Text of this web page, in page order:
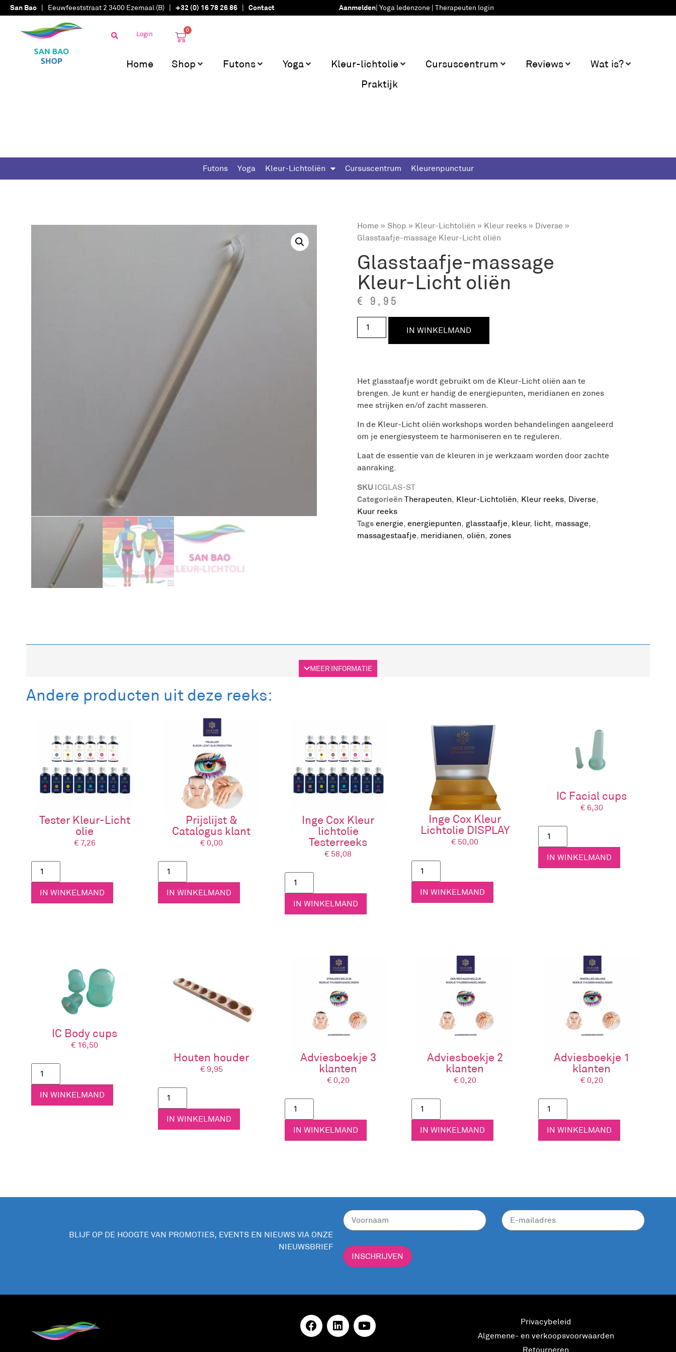
San Bao | Eeuwfeeststraat 2 3400 Ezemaal (B) | +32 (0) 16 78 26 86 | Contact Aanmelden| Yoga ledenzone | Therapeuten login
Login 0
Home Shop Futons Yoga Kleur-lichtolie Cursuscentrum Reviews
Wat is?
Praktijk
Futons Yoga Kleur-Lichtoliën Cursuscentrum Kleurenpunctuur
Home » Shop » Kleur-Lichtoliën » Kleur reeks» Diverse »
Glasstaafje-massage Kleur-Licht oliën
Glasstaafje-massage
Kleur-Licht oliën
€ 9,95
IN WINKELMAND
Het glasstaafje wordt gebruikt om de Kleur-Licht oliën aan te
brengen. Je kunt er handig de energiepunten, meridianen en zones
mee strijken en/of zacht masseren.
In de Kleur-Licht oliën workshops worden behandelingen aangeleerd
om je energiesysteem te harmoniseren en te reguleren.
Laat de essentie van de kleuren in je werkzaam worden door zachte
aanraking.
SKU ICGLAS-ST
Categorieën Therapeuten, Kleur-Lichtoliën, Kleur reeks, Diverse,
Kuur reeks
Tags energie, energiepunten, glasstaafje, kleur, licht, massage,
massagestaafje, meridianen, oliën, zones
Beschrijving
Het glasstaafje wordt gebruikt om de Kleur-Licht oliën aan te brengen. Je kunt er handig de energiepunten, meridianen en zones mee strijken en/of zacht
In de Kleur-Licht oliën workshops worden behandelingen aangeleerd om je energiesysteem te harmoniseren en te reguleren.
MEER INFORMATIE
Andere producten uit deze reeks:
Tester Kleur-Licht
olie
€7,26
IN WINKELMAND
Prijslijst &
Catalogus klant
€0,00
IN WINKELMAND
Inge Cox Kleur
lichtolie
Testerreeks
€ 58,08
IN WINKELMAND
Inge Cox Kleur
Lichtolie DISPLAY
€ 50,00
IN WINKELMAND
IC Facial cups
€6,30
IN WINKELMAND
IC Body cups
€ 16,50
IN WINKELMAND
Houten houder
€9,95
IN WINKELMAND
Adviesboekje 3
klanten
€0,20
IN WINKELMAND
Adviesboekje 2
klanten
€0,20
IN WINKELMAND
Adviesboekje 1
klanten
€0,20
IN WINKELMAND
BLIJF OP DE HOOGTE VAN PROMOTIES, EVENTS EN NIEUWS VIA ONZE
NIEUWSBRIEF
INSCHRIJVEN
Privacybeleid
Algemene- en verkoopsvoorwaarden
Retourneren